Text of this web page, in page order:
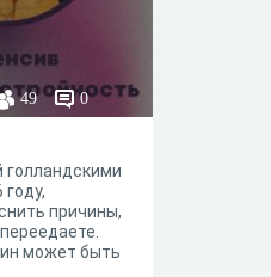
49 0
голландскими
причины,
может быть